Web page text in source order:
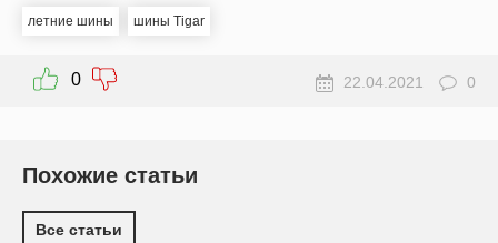
летние шины шины Tigar
0 22.04.2021 0
Похожие статьи
Все статьи